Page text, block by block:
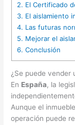
2. El Certificado
3. El aislamiento
4. Las futuras
5. Mejorar el
6. Conclusión
¿Se puede vender
En España, la
Aunque el
operación puede